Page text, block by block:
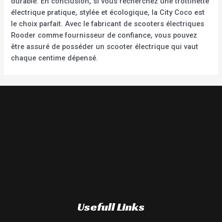
électrique pratique, stylée et écologique, la City Coco est
le choix parfait. Avec le fabricant de scooters électriques
Rooder comme fournisseur de confiance, vous pouvez
être assuré de posséder un scooter électrique qui vaut
chaque centime dépensé.
Usefull Links